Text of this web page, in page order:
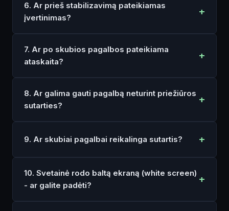
6. Ar prieš stabilizavimą pateikiamas
įvertinimas?
7. Ar po skubios pagalbos pateikiama
ataskaita?
8. Ar galima gauti pagalbą neturint priežiūros
sutarties?
9. Ar skubiai pagalbai reikalinga sutartis?
10. Svetainė rodo baltą ekraną (white screen)
- ar galite padėti?